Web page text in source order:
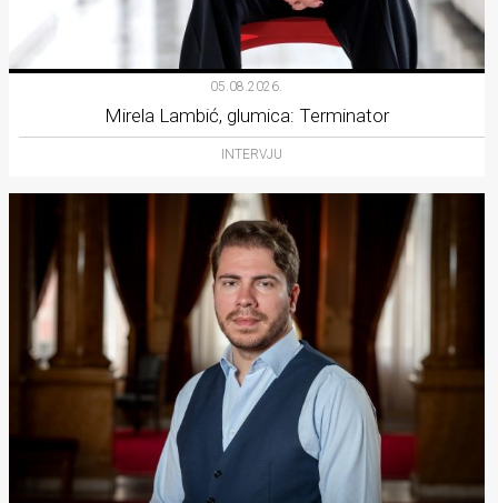
05.08.2026.
Mirela Lambić, glumica: Terminator
INTERVJU